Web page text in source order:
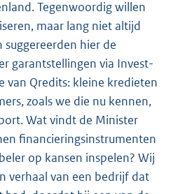
Tegenwoordig willen
maar lang niet altijd
hier de
garantstellingen via Invest-
van Qredits: kleine kredieten
zoals we die nu kennen,
Wat vindt de Minister
financieringsinstrumenten
op kansen inspelen? Wij
verhaal van een bedrijf dat